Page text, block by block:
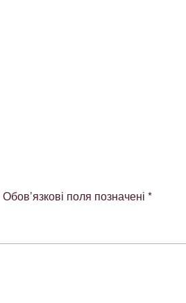
Обов’язкові поля позначені *